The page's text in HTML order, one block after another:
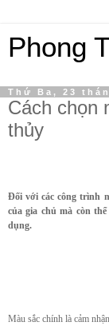
Phong
Thứ Ba, 23
Cách chọn
thủy
Đối với các công trình
của gia chủ mà còn
dụng.
Màu sắc chính là cảm